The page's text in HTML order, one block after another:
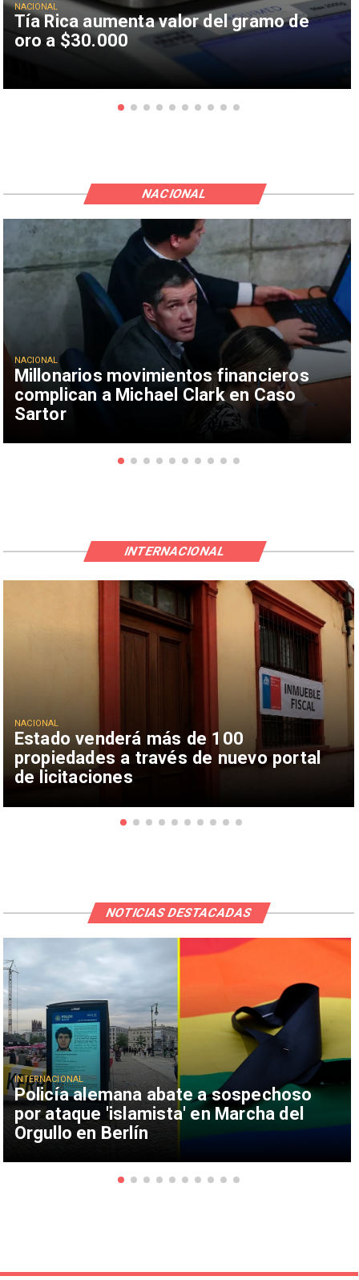
Tía Rica aumenta valor del gramo de
oro a $30.000
NACIONAL
Millonarios movimientos financieros
complican a Michael Clark en Caso
Sartor
NACIONAL
NACIONAL
Estado venderá más de 100
propiedades a través de nuevo portal
de licitaciones
NACIONAL
INTERNACIONAL
Policía alemana abate a sospechoso
por ataque 'islamista' en Marcha del
Orgullo en Berlín
INTERNACIONAL
NOTICIAS DESTACADAS